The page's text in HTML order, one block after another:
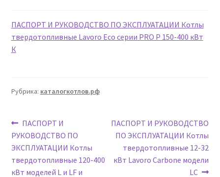
ПАСПОРТ И РУКОВОДСТВО ПО ЭКСПЛУАТАЦИИ Котлы
твердотопливные Lavoro Eco серии PRO P 150-400 кВт
К
Рубрика: каталогкотлов.рф
Навигация
по
записям
Предыдущая
запись:
ПАСПОРТ И
РУКОВОДСТВО ПО
ЭКСПЛУАТАЦИИ Котлы
твердотопливные 120-400
кВт моделей L и LF и
Следующая
запись:
ПАСПОРТ И РУКОВОДСТВО
ПО ЭКСПЛУАТАЦИИ Котлы
твердотопливные 12-32
кВт Lavoro Carbone модели
LC